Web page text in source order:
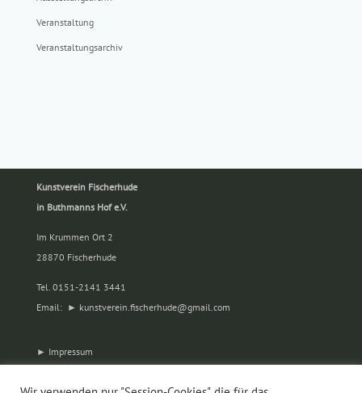
Veranstaltung
Veranstaltungsarchiv
Kunstverein Fischerhude
in Buthmanns Hof e.V.
Im Krummen Ort 2
28870 Fischerhude
Tel. 0151-2141 3441
Email:
kunstverein.fischerhude@gmail.com
Impressum